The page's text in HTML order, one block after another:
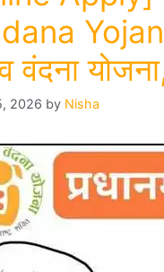
वंदना
2026 by Nisha